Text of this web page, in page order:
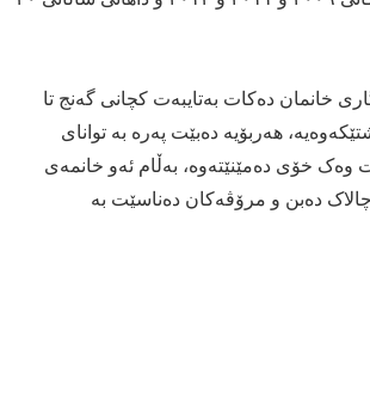
ئامۆژگاری خانمان دەکات بەتایبەت کچانی گەنج تا
هەربۆیە دەبێت پەرە بە توانای
وەک خۆی دەمێنێتەوە، بەڵام ئەو خانمەی
دەبن و مرۆڤەکان دەناسێت بە